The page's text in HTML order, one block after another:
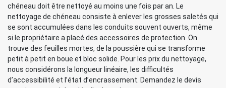
chéneau doit être nettoyé au moins une fois par an. Le
nettoyage de chéneau consiste à enlever les grosses saletés qui
se sont accumulées dans les conduits souvent ouverts, même
si le propriétaire a placé des accessoires de protection. On
trouve des feuilles mortes, de la poussière qui se transforme
petit à petit en boue et bloc solide. Pour les prix du nettoyage,
nous considérons la longueur linéaire, les difficultés
d’accessibilité et l’état d’encrassement. Demandez le devis